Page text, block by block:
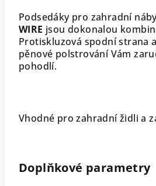
Podsedáky pro zahradní
WIRE jsou dokonalou
Protiskluzová spodní strana
pěnové polstrování Vám
pohodlí.
Vhodné pro zahradní židli a
Doplňkové parametry